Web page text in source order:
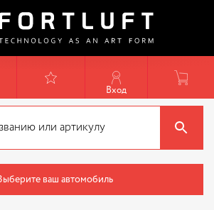
Вход
ваш автомобиль